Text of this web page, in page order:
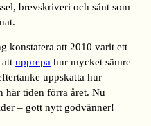
brevskriveri och sånt som
konstatera att 2010 varit ett
upprepa hur mycket sämre
uppskatta hur
här tiden förra året. Nu
– gott nytt godvänner!